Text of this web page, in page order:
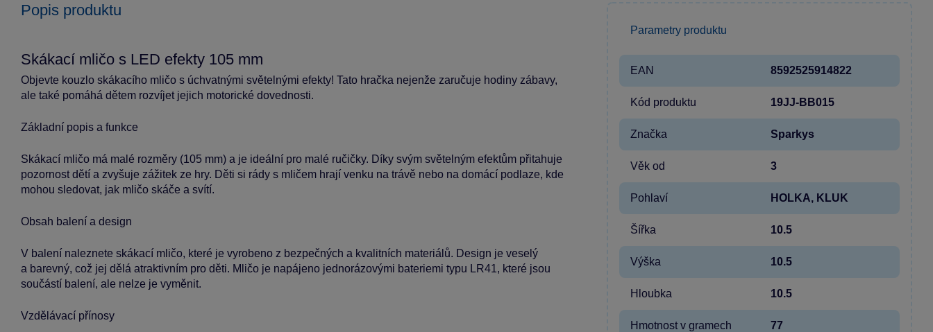
Popis produktu
Skákací mličo s LED efekty 105 mm
Objevte kouzlo skákacího mličo s úchvatnými světelnými efekty! Tato hračka nejenže zaručuje hodiny zábavy,
ale také pomáhá dětem rozvíjet jejich motorické dovednosti.
Základní popis a funkce
Skákací mličo má malé rozměry (105 mm) a je ideální pro malé ručičky. Díky svým světelným efektům přitahuje
pozornost dětí a zvyšuje zážitek ze hry. Děti si rády s mličem hrají venku na trávě nebo na domácí podlaze, kde
mohou sledovat, jak mličo skáče a svítí.
Obsah balení a design
V balení naleznete skákací mličo, které je vyrobeno z bezpečných a kvalitních materiálů. Design je veselý
a barevný, což jej dělá atraktivním pro děti. Mličo je napájeno jednorázovými bateriemi typu LR41, které jsou
součástí balení, ale nelze je vyměnit.
Vzdělávací přínosy
Parametry produktu
EAN 8592525914822
Kód produktu 19JJ-BB015
Značka Sparkys
Věk od 3
Pohlaví HOLKA, KLUK
Šířka 10.5
Výška 10.5
Hloubka 10.5
Hmotnost v gramech 77